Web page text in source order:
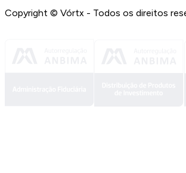
Copyright © Vórtx - Todos os direitos